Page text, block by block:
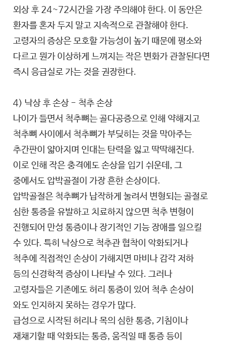
외상 후 24~72시간을 가장 주의해야 한다. 이 동안은
환자를 혼자 두지 말고 지속적으로 관찰해야 한다.
고령자의 증상은 모호할 가능성이 높기 때문에 평소와
다르고 뭔가 이상하게 느껴지는 작은 변화가 관찰된다면
즉시 응급실로 가는 것을 권장한다.
4) 낙상 후 손상 - 척추 손상
나이가 들면서 척추뼈는 골다공증으로 인해 약해지고
척추뼈 사이에서 척추뼈가 부딪히는 것을 막아주는
추간판이 얇아지며 인대는 탄력을 잃고 딱딱해진다.
이로 인해 작은 충격에도 손상을 입기 쉬운데, 그
중에서도 압박골절이 가장 흔한 손상이다.
압박골절은 척추뼈가 납작하게 눌려서 변형되는 골절로
심한 통증을 유발하고 치료하지 않으면 척추 변형이
진행되어 만성 통증이나 장기적인 기능 장애를 일으킬
수 있다. 특히 낙상으로 척추관 협착이 악화되거나
척추에 직접적인 손상이 가해지면 마비나 감각 저하
등의 신경학적 증상이 나타날 수 있다. 그러나
고령자들은 기존에도 허리 통증이 있어 척추 손상이
와도 인지하지 못하는 경우가 많다.
급성으로 시작된 허리나 목의 심한 통증, 기침이나
재채기할 때 악화되는 통증, 움직일 때 통증 등이